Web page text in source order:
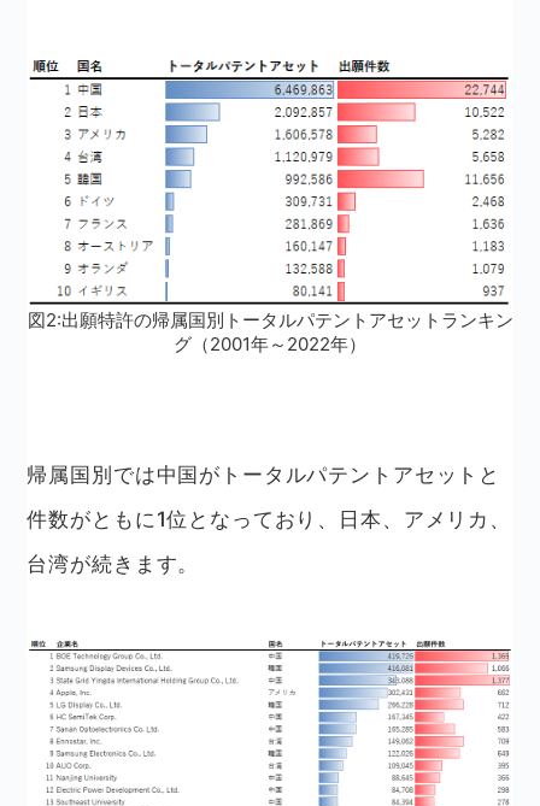
図2:出願特許の帰属国別トータルパテントアセットランキン
グ（2001年～2022年）
帰属国別では中国がトータルパテントアセットと
件数がともに1位となっており、日本、アメリカ、
台湾が続きます。